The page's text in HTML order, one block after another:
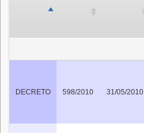
DECRETO 598/2010 31/05/2010